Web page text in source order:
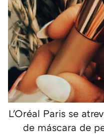
L'Oréal Paris se
de máscara de